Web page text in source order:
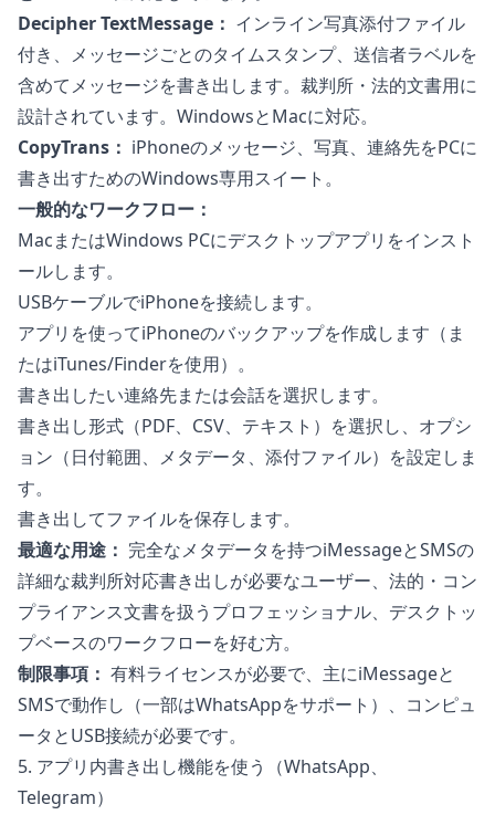
Decipher TextMessage： インライン写真添付ファイル
付き、メッセージごとのタイムスタンプ、送信者ラベルを
含めてメッセージを書き出します。裁判所・法的文書用に
設計されています。WindowsとMacに対応。
CopyTrans： iPhoneのメッセージ、写真、連絡先をPCに
書き出すためのWindows専用スイート。
一般的なワークフロー：
MacまたはWindows PCにデスクトップアプリをインスト
ールします。
USBケーブルでiPhoneを接続します。
アプリを使ってiPhoneのバックアップを作成します（ま
たはiTunes/Finderを使用）。
書き出したい連絡先または会話を選択します。
書き出し形式（PDF、CSV、テキスト）を選択し、オプシ
ョン（日付範囲、メタデータ、添付ファイル）を設定しま
す。
書き出してファイルを保存します。
最適な用途： 完全なメタデータを持つiMessageとSMSの
詳細な裁判所対応書き出しが必要なユーザー、法的・コン
プライアンス文書を扱うプロフェッショナル、デスクトッ
プベースのワークフローを好む方。
制限事項： 有料ライセンスが必要で、主にiMessageと
SMSで動作し（一部はWhatsAppをサポート）、コンピュ
ータとUSB接続が必要です。
5. アプリ内書き出し機能を使う（WhatsApp、
Telegram）